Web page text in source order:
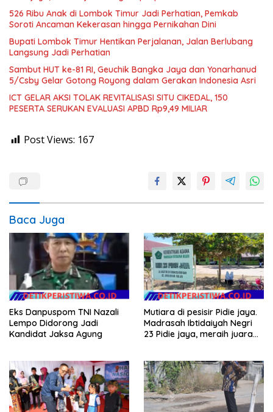
526 Ribu Anak di Lombok Timur Jadi Perhatian, Pemkab
Soroti Ancaman Kekerasan hingga Pernikahan Dini
Bupati Lombok Timur Hentikan Perjalanan, Jalan Berlubang
Langsung Jadi Perhatian
Sambut HUT ke-81 RI, Geuchik Bangka Jaya dan Yonarhanud
5/Csby Gelar Gotong Royong dalam Gerakan Indonesia Asri
ICT GELAR AKSI TOLAK REVITALISASI SITU CIKEDAL, 150
PESERTA SERUKAN EVALUASI APBD Rp9,49 MILIAR
Post Views: 167
Baca Juga
Eks Danpuspom TNI Nazali
Lempo Didorong Jadi
Kandidat Jaksa Agung
Mutiara di pesisir Pidie jaya.
Madrasah Ibtidaiyah Negri
23 Pidie jaya, meraih juara